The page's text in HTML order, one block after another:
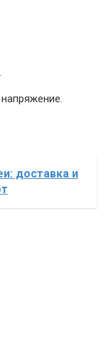
доставка и